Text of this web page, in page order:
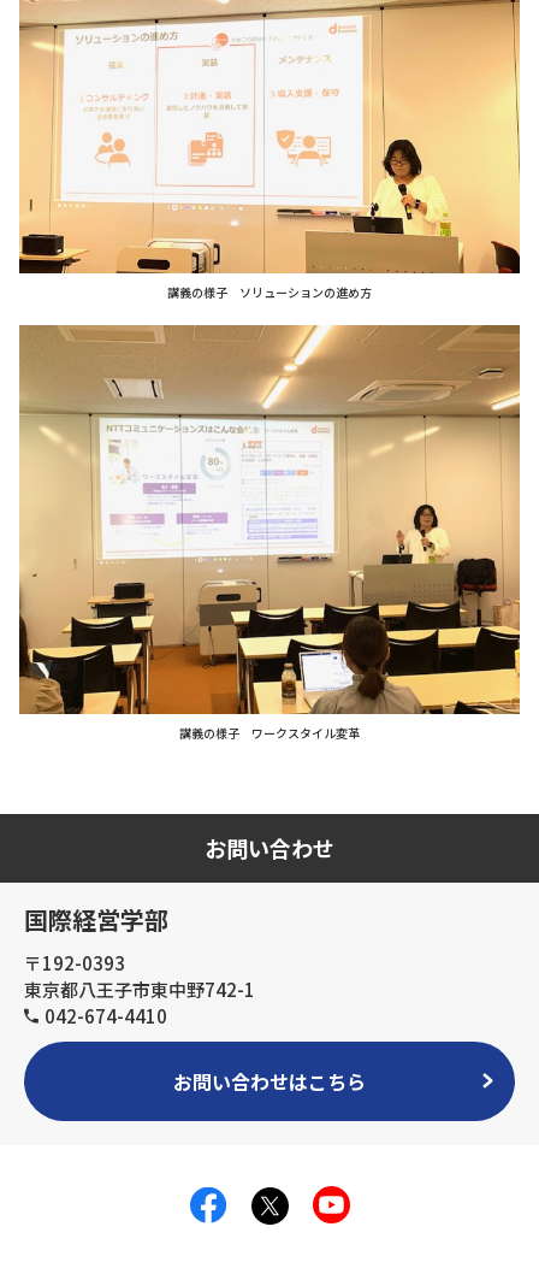
講義の様子 ソリューションの進め方
講義の様子 ワークスタイル変革
お問い合わせ
国際経営学部
〒192-0393
東京都八王子市東中野742-1
042-674-4410
お問い合わせはこちら